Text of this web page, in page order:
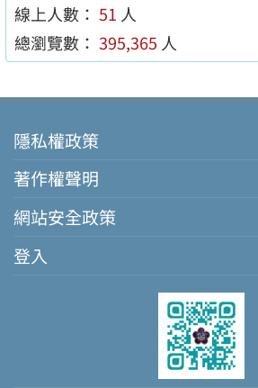
線上人數： 51 人
總瀏覽數： 395,365 人
隱私權政策
著作權聲明
網站安全政策
登入